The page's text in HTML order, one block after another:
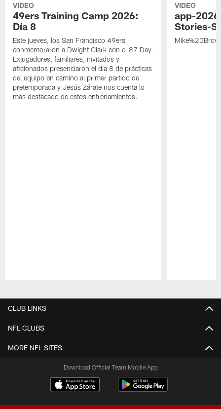
VIDEO
49ers Training Camp 2026:
Día 8
Este jueves, los San Francisco 49ers
conmemoraron a Dwight Clark con el 87 Day.
Exjugadores, familiares, invitados y
aficionados presenciaron el día 8 de prácticas
del equipo en camino al primer partido de
pretemporada y Jesús Zárate nos cuenta lo
más destacado de estos entrenamientos.
VIDEO
app-
Stories-
CLUB LINKS
NFL CLUBS
MORE NFL SITES
Download Official Team Mobile App